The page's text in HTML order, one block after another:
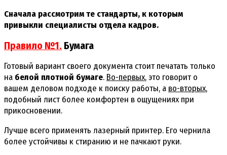
Сначала рассмотрим те стандарты, к которым
привыкли специалисты отдела кадров.
Правило №1. Бумага
Готовый вариант своего документа стоит печатать только
на белой плотной бумаге. Во-первых, это говорит о
вашем деловом подходе к поиску работы, а во-вторых,
подобный лист более комфортен в ощущениях при
прикосновении.
Лучше всего применять лазерный принтер. Его чернила
более устойчивы к стиранию и не пачкают руки.